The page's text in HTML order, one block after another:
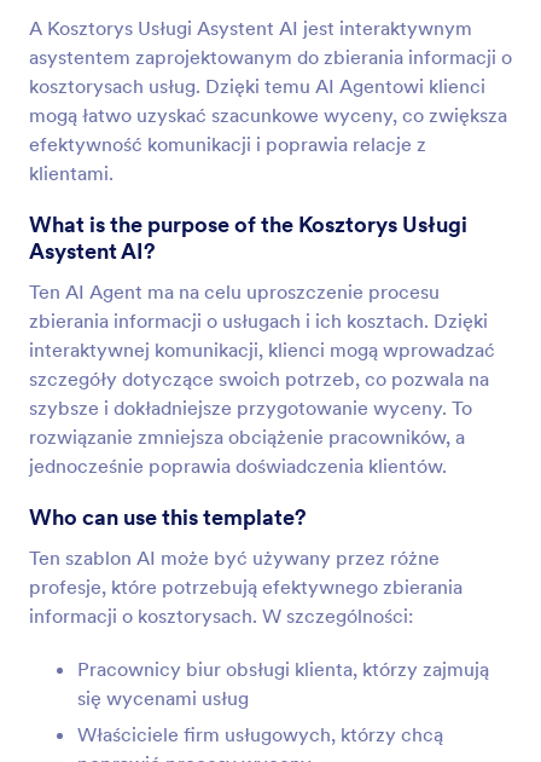
A Kosztorys Usługi Asystent AI jest interaktywnym
asystentem zaprojektowanym do zbierania informacji o
kosztorysach usług. Dzięki temu AI Agentowi klienci
mogą łatwo uzyskać szacunkowe wyceny, co zwiększa
efektywność komunikacji i poprawia relacje z
klientami.
What is the purpose of the Kosztorys Usługi
Asystent AI?
Ten AI Agent ma na celu uproszczenie procesu
zbierania informacji o usługach i ich kosztach. Dzięki
interaktywnej komunikacji, klienci mogą wprowadzać
szczegóły dotyczące swoich potrzeb, co pozwala na
szybsze i dokładniejsze przygotowanie wyceny. To
rozwiązanie zmniejsza obciążenie pracowników, a
jednocześnie poprawia doświadczenia klientów.
Who can use this template?
Ten szablon AI może być używany przez różne
profesje, które potrzebują efektywnego zbierania
informacji o kosztorysach. W szczególności:
Pracownicy biur obsługi klienta, którzy zajmują
się wycenami usług
Właściciele firm usługowych, którzy chcą